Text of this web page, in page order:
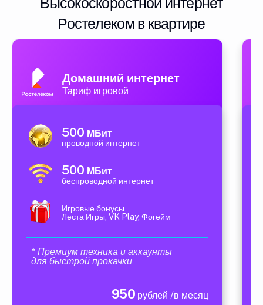
Ростелеком в квартире
Домашний интернет
Тариф игровой
500 МБит
проводной интернет
500 МБит
беспроводной интернет
Игровые бонусы
Леста Игры, VK Play, Фогейм
* Премиум техника и аккаунты
для быстрой прокачки
950 рублей /в месяц